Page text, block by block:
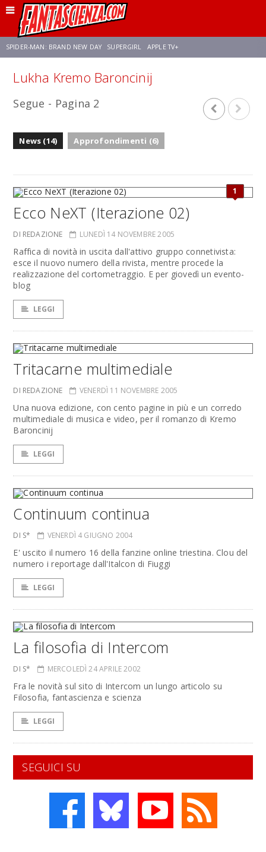
SPIDER-MAN: BRAND NEW DAY SUPERGIRL APPLE TV+
STAR TREK
Lukha Kremo Baroncinij
Segue - Pagina 2
News (14) Approfondimenti (6)
1
Ecco NeXT (Iterazione 02)
DI REDAZIONE LUNEDÌ 14 NOVEMBRE 2005
Raffica di novità in uscita dall'attivo gruppo connetivista:
esce il nuovo numero della rivista, mentre procede la
realizzazione del cortometraggio. E per giovedì un evento-
blog
LEGGI
Tritacarne multimediale
DI REDAZIONE VENERDÌ 11 NOVEMBRE 2005
Una nuova edizione, con cento pagine in più e un corredo
multimediale di musica e video, per il romanzo di Kremo
Baroncinij
LEGGI
Continuum continua
DI S* VENERDÌ 4 GIUGNO 2004
E' uscito il numero 16 della fanzine online triestina. Clou del
numero i reportage dall'Italcon di Fiuggi
LEGGI
La filosofia di Intercom
DI S* MERCOLEDÌ 24 APRILE 2002
Fra le novità sul sito di Intercom un lungo articolo su
Filosofia, fantascienza e scienza
LEGGI
SEGUICI SU